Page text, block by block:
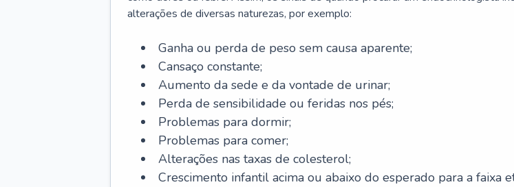
alterações de diversas naturezas, por exemplo:
Ganha ou perda de peso sem causa aparente;
Cansaço constante;
Aumento da sede e da vontade de urinar;
Perda de sensibilidade ou feridas nos pés;
Problemas para dormir;
Problemas para comer;
Alterações nas taxas de colesterol;
Crescimento infantil acima ou abaixo do esperado para a faixa